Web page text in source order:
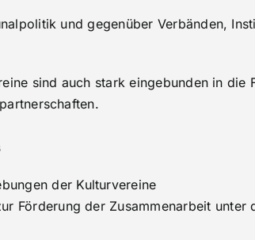
und gegenüber Verbänden,
sind auch stark eingebunden in die
der Kulturvereine
Förderung der Zusammenarbeit unter